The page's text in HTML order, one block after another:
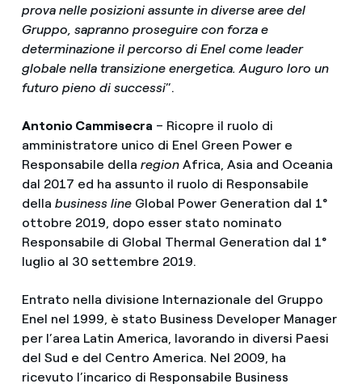
prova nelle posizioni assunte in diverse aree del
Gruppo, sapranno proseguire con forza e
determinazione il percorso di Enel come leader
globale nella transizione energetica. Auguro loro un
futuro pieno di successi”.
Antonio Cammisecra – Ricopre il ruolo di
amministratore unico di Enel Green Power e
Responsabile della regionAfrica, Asia and Oceania
dal 2017 ed ha assunto il ruolo di Responsabile
della business lineGlobal Power Generation dal 1°
ottobre 2019, dopo esser stato nominato
Responsabile di Global Thermal Generation dal 1°
luglio al 30 settembre 2019.
Entrato nella divisione Internazionale del Gruppo
Enel nel 1999, è stato Business Developer Manager
per l’area Latin America, lavorando in diversi Paesi
del Sud e del Centro America. Nel 2009, ha
ricevuto l’incarico di Responsabile Business